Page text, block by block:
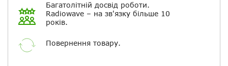
Багатолітній досвід роботи.
Radiowave – на зв'язку більше 10
років.
Повернення товару.